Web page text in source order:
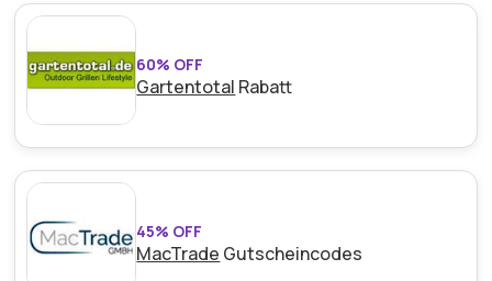
60% OFF
Gartentotal Rabatt
45% OFF
MacTrade Gutscheincodes